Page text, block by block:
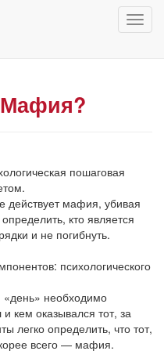
Мафия?
пошаговая
действует мафия, убивая
кто является
и не погибнуть.
психологического
«день» необходимо
и кем оказывался тот, за
легко определить, что тот,
всего — мафия.